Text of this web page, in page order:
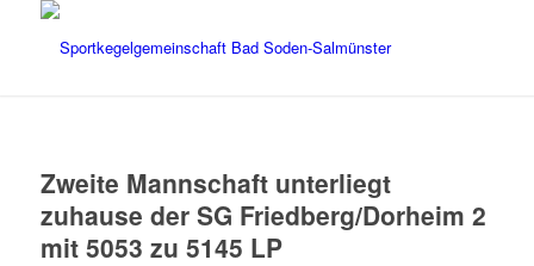
Zweite Mannschaft unterliegt
zuhause der SG Friedberg/Dorheim 2
mit 5053 zu 5145 LP